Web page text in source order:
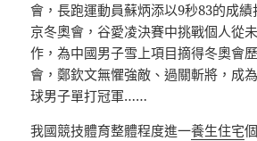
會，長跑運動員蘇炳添以9秒83的成
京冬奧會，谷愛凌決賽中挑戰個人從
作，為中國男子雪上項目摘得冬奧會
會，鄭欽文無懼強敵、過關斬將，成
球男子單打冠軍……
我國競技體育整體程度進一養生住宅